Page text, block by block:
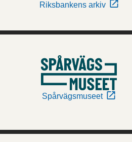
Riksbankens arkiv
Spårvägsmuseet